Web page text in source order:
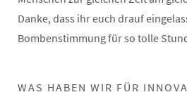
Danke, dass ihr euch drauf
Bombenstimmung für so tolle
WAS HABEN WIR FÜR